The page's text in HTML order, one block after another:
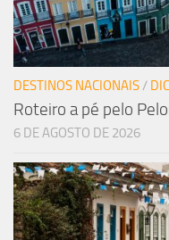
DESTINOS NACIONAIS/
Roteiro a pé pelo
6 DE AGOSTO DE 2026